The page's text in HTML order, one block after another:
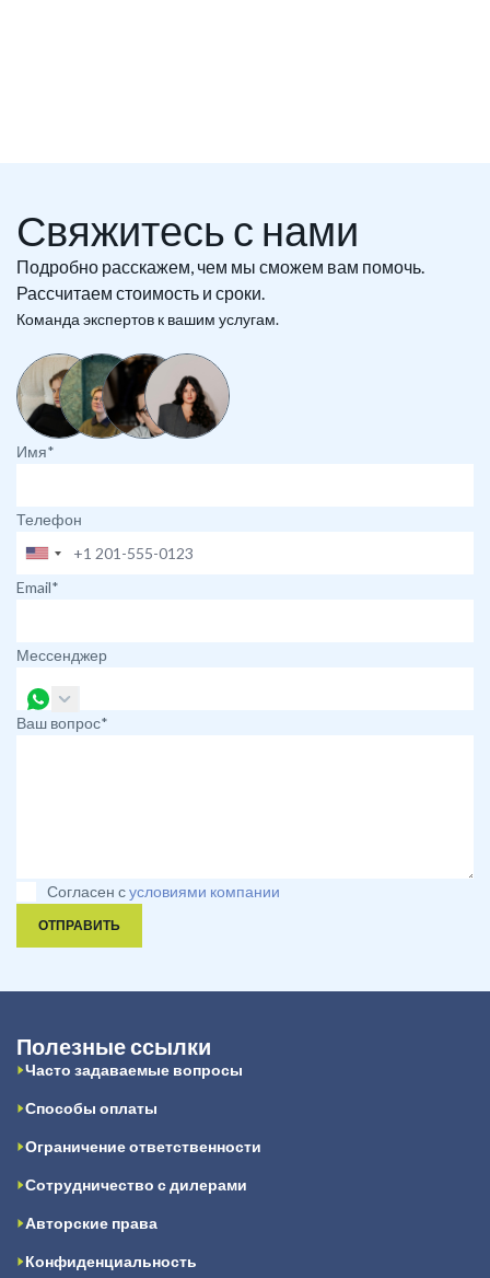
Свяжитесь с нами
Подробно расскажем, чем мы сможем вам помочь.
Рассчитаем стоимость и сроки.
Команда экспертов к вашим услугам.
Имя*
Телефон
Email*
Мессенджер
Ваш вопрос*
Согласен сусловиями компании
ОТПРАВИТЬ
Полезные ссылки
Часто задаваемые вопросы
Способы оплаты
Ограничение ответственности
Сотрудничество с дилерами
Авторские права
Конфиденциальность